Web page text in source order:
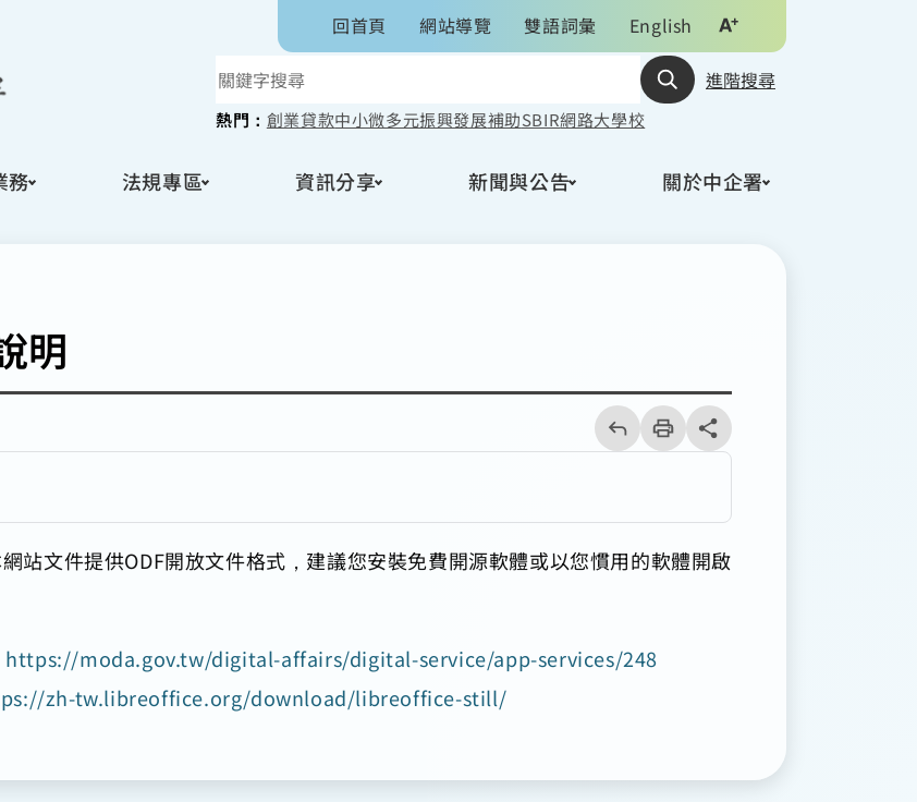
回首頁 網站導覽 雙語詞彙 English
進階搜尋
熱門： 創業貸款中小微多元振興發展補助SBIR網路大學校
務 法規專區 資訊分享 新聞與公告 關於中企署
明
回
上
一
頁
列
印
share分享按鈕
站文件提供ODF開放文件格式，建議您安裝免費開源軟體或以您慣用的軟體開啟
https://moda.gov.tw/digital-affairs/digital-service/app-services/248
zh-tw.libreoffice.org/download/libreoffice-still/